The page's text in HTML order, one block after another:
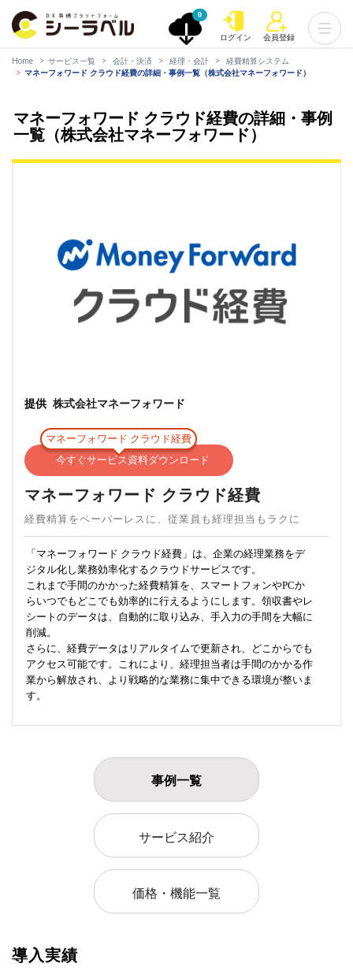
0
ログイン 会員登録
Home サービス一覧 会計・決済 経理・会計
経費精算システム
マネーフォワード クラウド経費の詳細・事例一覧（株式会社マネーフォワード）
マネーフォワード クラウド経費の詳細・事例
一覧（株式会社マネーフォワード）
提供 株式会社マネーフォワード
マネーフォワード クラウド経費
今すぐサービス資料ダウンロード
マネーフォワード クラウド経費
経費精算をペーパーレスに、従業員も経理担当もラクに
「マネーフォワード クラウド経費」は、企業の経理業務をデ
ジタル化し業務効率化するクラウドサービスです。
これまで手間のかかった経費精算を、スマートフォンやPCか
らいつでもどこでも効率的に行えるようにします。領収書やレ
シートのデータは、自動的に取り込み、手入力の手間を大幅に
削減。
さらに、経費データはリアルタイムで更新され、どこからでも
アクセス可能です。これにより、経理担当者は手間のかかる作
業から解放され、より戦略的な業務に集中できる環境が整いま
す。
事例一覧
サービス紹介
価格・機能一覧
導入実績